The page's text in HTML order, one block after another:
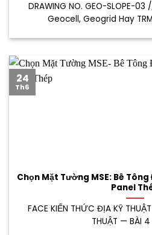
DRAWING NO. GEO-SLOPE-03
Geocell, Geogrid Hay
Chọn Mặt Tường MSE: Bê
Panel
FACE KIẾN THỨC ĐỊA KỸ
THUẬT — BÀI 4
24
Th6